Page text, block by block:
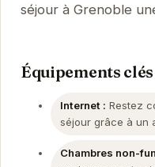
séjour à Grenoble
Équipements clés
Internet : Restez
séjour grâce à un
Chambres non-